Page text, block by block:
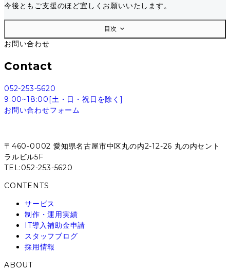
今後ともご支援のほど宜しくお願いいたします。
目次
お問い合わせ
Contact
052-253-5620
9:00~18:00[土・日・祝日を除く]
お問い合わせフォーム
〒460-0002 愛知県名古屋市中区丸の内2-12-26 丸の内セント
ラルビル5F
TEL:052-253-5620
CONTENTS
サービス
制作・運用実績
IT導入補助金申請
スタッフブログ
採用情報
ABOUT